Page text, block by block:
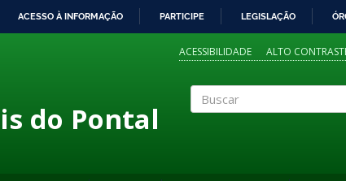
ACESSO À INFORMAÇÃO PARTICIPE LEGISLAÇÃO
ACESSIBILIDADE ALTO
do Pontal